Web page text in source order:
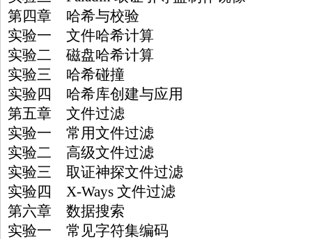
第四章 哈希与校验
实验一 文件哈希计算
实验二 磁盘哈希计算
实验三 哈希碰撞
实验四 哈希库创建与应用
第五章 文件过滤
实验一 常用文件过滤
实验二 高级文件过滤
实验三 取证神探文件过滤
实验四 X-Ways 文件过滤
第六章 数据搜索
实验一 常见字符集编码